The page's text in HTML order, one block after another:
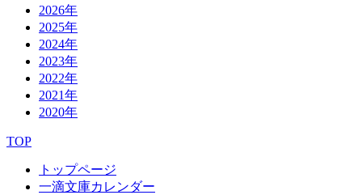
2026年
2025年
2024年
2023年
2022年
2021年
2020年
TOP
トップページ
一滴文庫カレンダー